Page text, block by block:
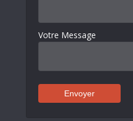
Votre Message